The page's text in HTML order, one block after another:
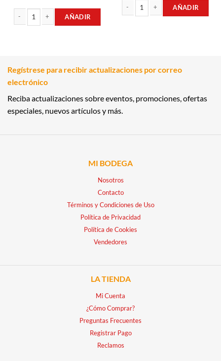
AÑADIR
AÑADIR
Regístrese para recibir actualizaciones por correo
electrónico
Reciba actualizaciones sobre eventos, promociones, ofertas
especiales, nuevos artículos y más.
MI BODEGA
Nosotros
Contacto
Términos y Condiciones de Uso
Política de Privacidad
Política de Cookies
Vendedores
LA TIENDA
Mi Cuenta
¿Cómo Comprar?
Preguntas Frecuentes
Registrar Pago
Reclamos